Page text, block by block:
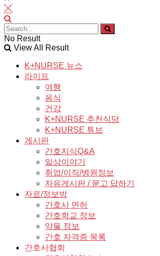
No Result
View All Result
K+NURSE 뉴스
라이프
여행
음식
건강
K+NURSE 추천식당
K+NURSE 튜브
게시판
간호지식Q&A
일상이야기
취업/이직/병원정보
자유게시판 / 묻고 답하기
자료/정보방
간호사 면허
간호학교 정보
약물 정보
간호 자격증 목록
간호사협회